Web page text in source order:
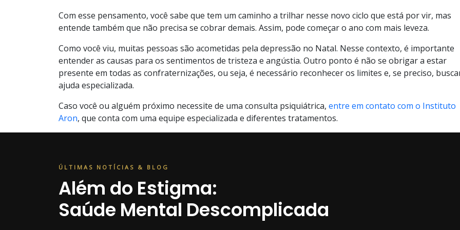
Com esse pensamento, você sabe que tem um caminho a trilhar nesse novo ciclo que está por vir, mas
entende também que não precisa se cobrar demais. Assim, pode começar o ano com mais leveza.
Como você viu, muitas pessoas são acometidas pela depressão no Natal. Nesse contexto, é importante
entender as causas para os sentimentos de tristeza e angústia. Outro ponto é não se obrigar a estar
presente em todas as confraternizações, ou seja, é necessário reconhecer os limites e, se preciso,
ajuda especializada.
Caso você ou alguém próximo necessite de uma consulta psiquiátrica, entre em contato com o Instituto
Aron, que conta com uma equipe especializada e diferentes tratamentos.
ÚLTIMAS NOTÍCIAS & BLOG
Além do Estigma:
Saúde Mental Descomplicada